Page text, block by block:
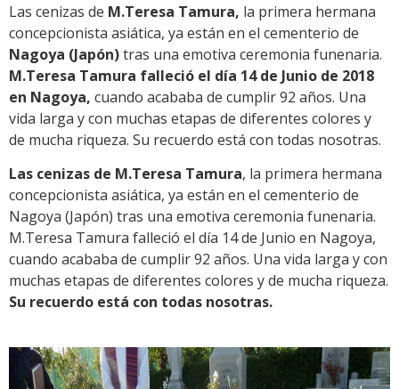
Las cenizas de M.Teresa Tamura, la primera hermana
concepcionista asiática, ya están en el cementerio de
Nagoya (Japón)tras una emotiva ceremonia funenaria.
M.Teresa Tamura falleció el día 14 de Junio de 2018
en Nagoya, cuando acababa de cumplir 92 años. Una
vida larga y con muchas etapas de diferentes colores y
de mucha riqueza. Su recuerdo está con todas nosotras.
Las cenizas de M.Teresa Tamura, la primera hermana
concepcionista asiática, ya están en el cementerio de
Nagoya (Japón) tras una emotiva ceremonia funenaria.
M.Teresa Tamura falleció el día 14 de Junio en Nagoya,
cuando acababa de cumplir 92 años. Una vida larga y con
muchas etapas de diferentes colores y de mucha riqueza.
Su recuerdo está con todas nosotras.